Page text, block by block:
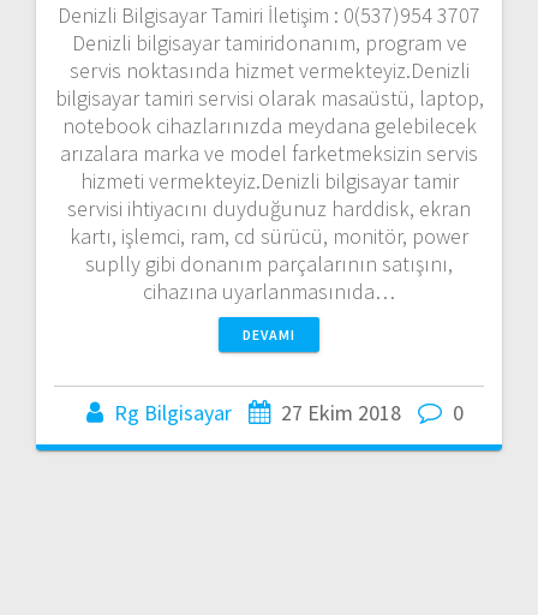
Denizli Bilgisayar Tamiri İletişim : 0(537)954 3707
Denizli bilgisayar tamiridonanım, program ve
servis noktasında hizmet vermekteyiz.Denizli
bilgisayar tamiri servisi olarak masaüstü, laptop,
notebook cihazlarınızda meydana gelebilecek
arızalara marka ve model farketmeksizin servis
hizmeti vermekteyiz.Denizli bilgisayar tamir
servisi ihtiyacını duyduğunuz harddisk, ekran
kartı, işlemci, ram, cd sürücü, monitör, power
suplly gibi donanım parçalarının satışını,
cihazına uyarlanmasınıda…
DEVAMI
Rg Bilgisayar 27 Ekim 2018 0